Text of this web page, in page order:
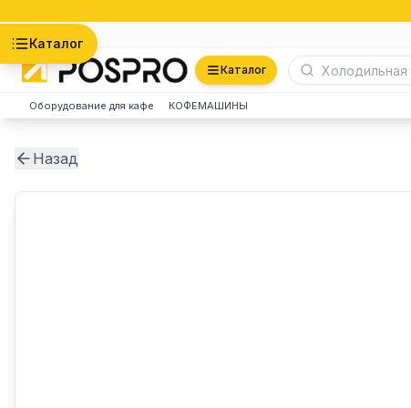
Каталог
Каталог
Оборудование для кафе КОФЕМАШИНЫ
Назад